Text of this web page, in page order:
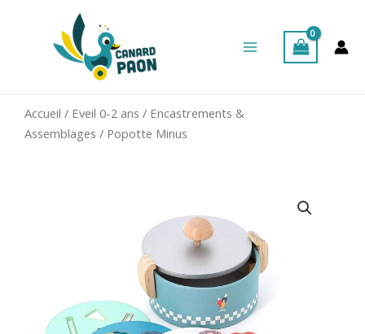
Menu
Accueil / Eveil 0-2 ans / Encastrements &
Assemblages / Popotte Minus